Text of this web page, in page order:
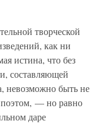
творческой
как ни
истина, что без
составляющей
невозможно быть не
— но равно
даре